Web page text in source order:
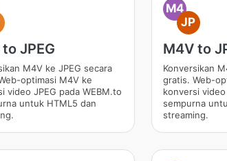
JPEG
M4V ke JPEG secara
optimasi M4V ke
video JPEG pada WEBM.to
untuk HTML5 dan
M4
JP
M4V to
Konversikan
gratis. Web-
konversi video
sempurna
streaming.